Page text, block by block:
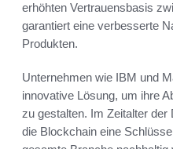
erhöhten Vertrauensbasis
garantiert eine verbesserte
Produkten.
Unternehmen wie IBM und
innovative Lösung, um ihre
zu gestalten. Im Zeitalter der
die Blockchain eine